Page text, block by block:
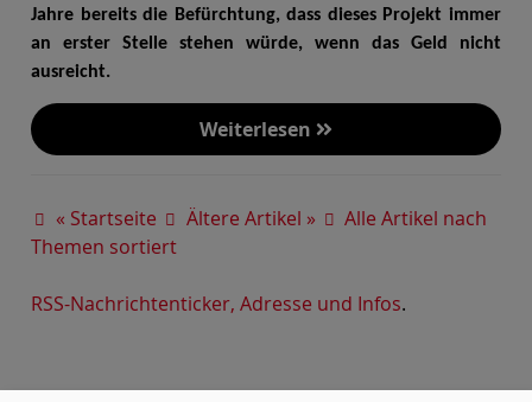
Jahre bereits die Befürchtung, dass dieses Projekt immer
an erster Stelle stehen würde, wenn das Geld nicht
ausreicht.
Weiterlesen
« Startseite Ältere Artikel »
Alle Artikel nach
Themen sortiert
RSS-Nachrichtenticker, Adresse und Infos.